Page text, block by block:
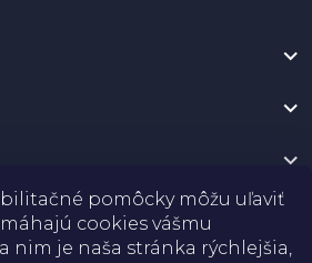
pomôcky môžu uľaviť
cookies vášmu
nim je naša stránka rýchlejšia,